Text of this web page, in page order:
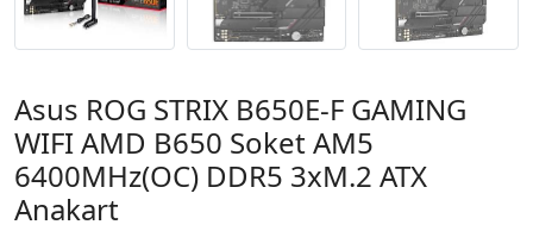
Asus ROG STRIX B650E-F GAMING
WIFI AMD B650 Soket AM5
6400MHz(OC) DDR5 3xM.2 ATX
Anakart